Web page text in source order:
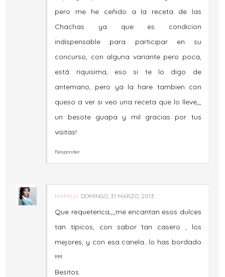
pero me he ceñido a la receta de las
Chachas ya que es condicion
indispensable para participar en su
concurso, con alguna variante pero poca,
está riquisima, eso si te lo digo de
antemano, pero ya la hare tambien con
queso a ver si veo una receta que lo lleve,,,
un besote guapa y mil gracias por tus
visitas!
Responder
MAMILU DOMINGO, 31 MARZO, 2013
Que requeterica,,,,me encantan esos dulces
tan típicos, con sabor tan casero , los
mejores, y con esa canela...lo has bordado
!!!!!
Besitos.